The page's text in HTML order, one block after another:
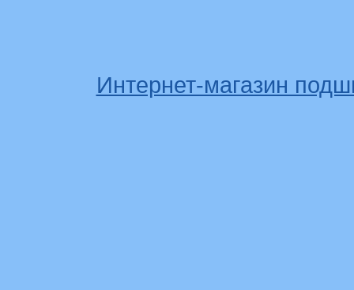
Интернет-магазин